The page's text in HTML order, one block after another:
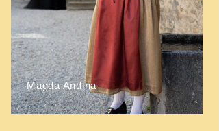
Magda Andina